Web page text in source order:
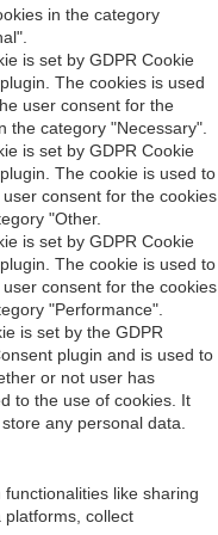
in the category
is set by GDPR Cookie
The cookies is used
user consent for the
the category "Necessary".
is set by GDPR Cookie
The cookie is used to
consent for the cookies
"Other.
is set by GDPR Cookie
The cookie is used to
consent for the cookies
"Performance".
is set by the GDPR
plugin and is used to
or not user has
to the use of cookies. It
any personal data.
like sharing
collect